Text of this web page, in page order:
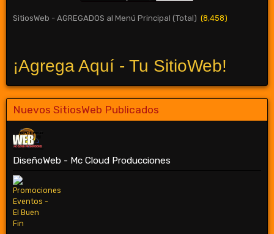
SitiosWeb - AGREGADOS al Menú Principal (Total) (8,458)
¡Agrega Aquí - Tu SitioWeb!
Nuevos SitiosWeb Publicados
DiseñoWeb - Mc Cloud Producciones